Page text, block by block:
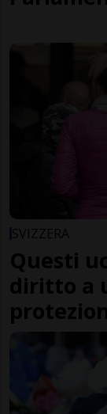
SVIZZERA
Questi
diritto a